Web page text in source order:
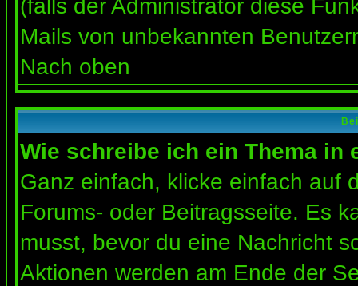
(falls der Administrator diese
Mails von unbekannten
Nach oben
Wie schreibe ich ein Thema in
Ganz einfach, klicke einfach auf
Forums- oder Beitragsseite. Es
musst, bevor du eine Nachricht
Aktionen werden am Ende der